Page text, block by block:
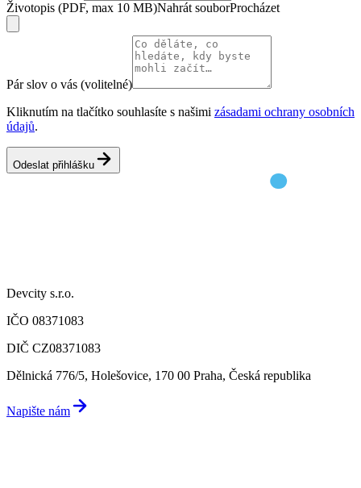
Životopis (PDF, max 10 MB)Nahrát souborProcházet
Pár slov o vás (volitelné)
Kliknutím na tlačítko souhlasíte s našimi zásadami ochrany osobních
údajů.
Odeslat přihlášku
Devcity s.r.o.
IČO 08371083
DIČ CZ08371083
Dělnická 776/5, Holešovice, 170 00 Praha, Česká republika
Napište nám